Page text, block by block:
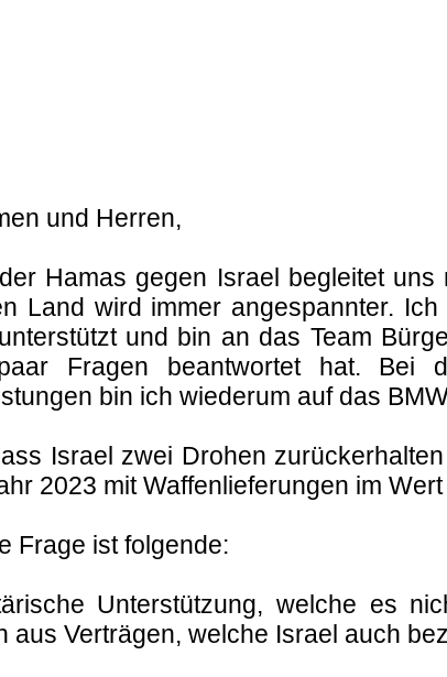
und Herren,
Hamas gegen Israel begleitet
Land wird immer angespannter.
und bin an das Team
Fragen beantwortet hat. Bei
bin ich wiederum auf das
Israel zwei Drohen
2023 mit Waffenlieferungen im
Frage ist folgende:
Unterstützung, welche es
aus Verträgen, welche Israel auch